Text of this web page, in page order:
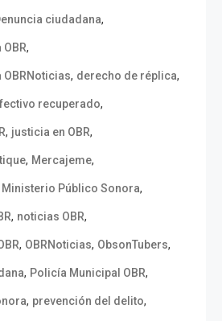
ciudadana,
,
, derecho de réplica,
recuperado,
, justicia en OBR,
, Mercajeme,
Ministerio Público Sonora,
, noticias OBR,
, OBRNoticias, ObsonTubers,
, Policía Municipal OBR,
, prevención del delito,